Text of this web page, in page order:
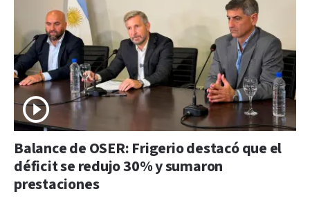
Balance de OSER: Frigerio destacó que el
déficit se redujo 30% y sumaron
prestaciones